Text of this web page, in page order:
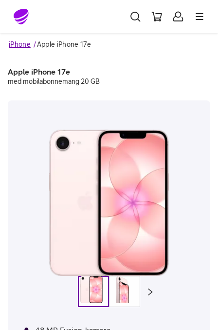
Gå till sidans innehåll
iPhone Apple iPhone 17e
Apple iPhone 17e
med mobilabonnemang 20 GB
Image 1 of 2